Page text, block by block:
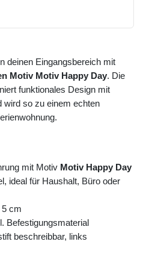
deinen Eingangsbereich mit
Motiv Motiv Happy Day. Die
funktionales Design mit
wird so zu einem echten
mit Motiv Motiv Happy Day
ideal für Haushalt, Büro oder
cm
Befestigungsmaterial
beschreibbar, links